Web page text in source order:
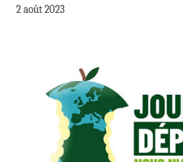
2 août 2023